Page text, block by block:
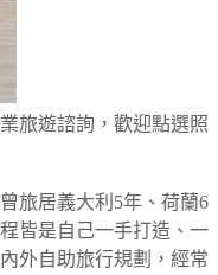
旅遊諮詢，歡迎點選照
旅居義大利5年、荷蘭6
皆是自己一手打造、一
外自助旅行規劃，經常